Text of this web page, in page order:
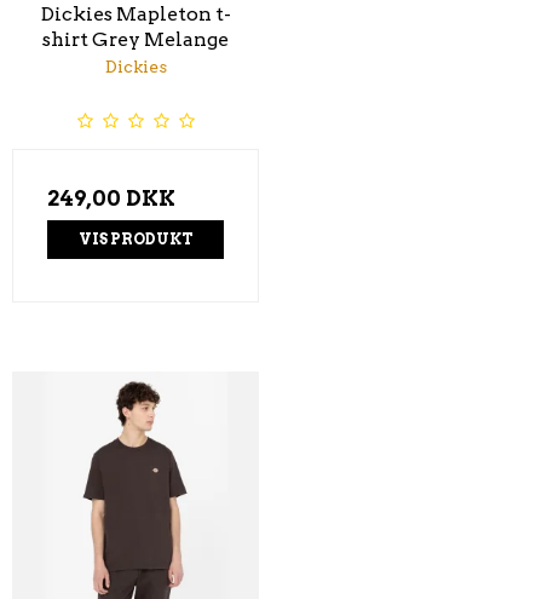
Dickies Mapleton t-
shirt Grey Melange
Dickies
249,00 DKK
VIS PRODUKT